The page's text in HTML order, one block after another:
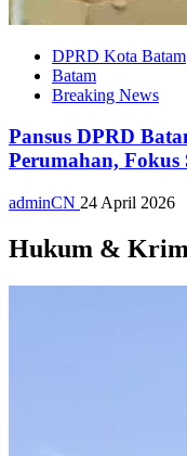
DPRD Kota Batam
Batam
Breaking News
Pansus DPRD
Perumahan, Fokus
adminCN 24 April 2026
Hukum &